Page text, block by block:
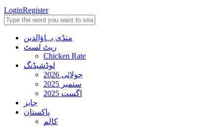
LoginRegister
منڈی بہاؤالدین
ریٹ لسٹ
Chicken Rate
لوڈشیڈنگ
جولائی 2026
ستمبر 2025
اگست 2025
جابز
پاکستان
کالم